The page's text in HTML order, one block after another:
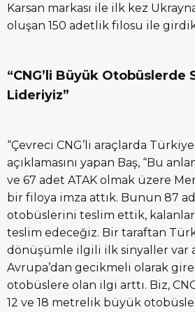
Karsan markası ile ilk kez
oluşan 150 adetlik filosu ile
“CNG’li Büyük Otobüslerde
Lideriyiz”
“Çevreci CNG’li araçlarda
açıklamasını yapan Baş, “Bu
ve 67 adet ATAK olmak üzere
bir filoya imza attık. Bunun 87
otobüslerini teslim ettik,
teslim edeceğiz. Bir taraftan
dönüşümle ilgili ilk sinyaller var
Avrupa’dan gecikmeli olarak
otobüslere olan ilgi arttı. Biz,
12 ve 18 metrelik büyük